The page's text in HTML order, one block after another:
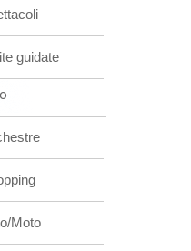
guidate
Moto